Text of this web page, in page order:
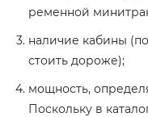
ременной
наличие кабины
стоить дороже);
мощность,
Поскольку в